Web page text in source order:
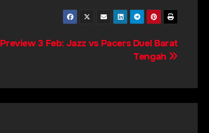
Preview 3 Feb: Jazz vs Pacers Duel Barat
Tengah